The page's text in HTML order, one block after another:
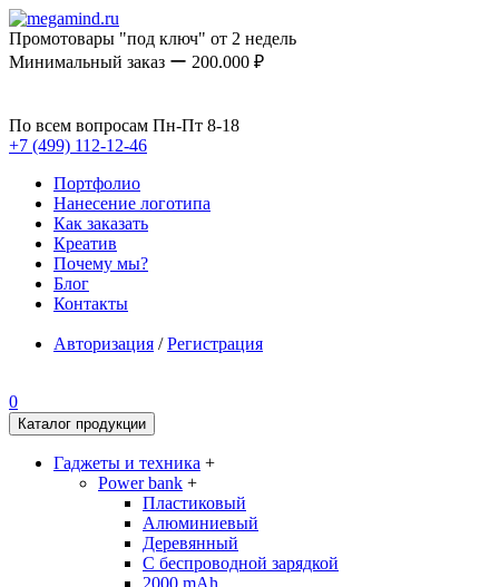
Промотовары "под ключ" от 2 недель
Минимальный заказ ー 200.000 ₽
По всем вопросам Пн-Пт 8-18
+7 (499) 112-12-46
Портфолио
Нанесение логотипа
Как заказать
Креатив
Почему мы?
Блог
Контакты
Авторизация /Регистрация
0
Каталог продукции
Гаджеты и техника +
Power bank +
Пластиковый
Алюминиевый
Деревянный
С беспроводной зарядкой
2000 mAh